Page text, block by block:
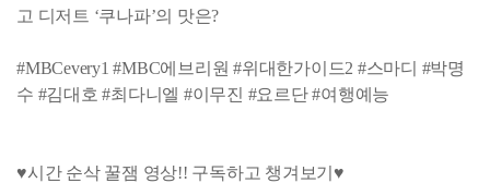
고 디저트 ‘쿠나파’의 맛은?
#MBCevery1 #MBC에브리원 #위대한가이드2 #스마디 #박명
수 #김대호 #최다니엘 #이무진 #요르단 #여행예능
♥시간 순삭 꿀잼 영상!! 구독하고 챙겨보기♥